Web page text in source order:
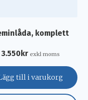
komplett
3.550kr exkl moms
till i varukorg